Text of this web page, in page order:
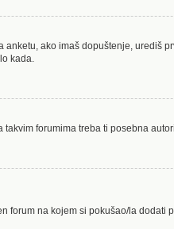
ako imaš dopuštenje, urediš
kada.
forumima treba ti posebna
na kojem si pokušao/la